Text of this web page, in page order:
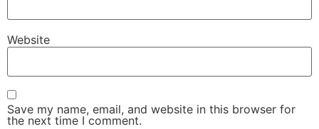
Website
Save my name, email, and website in this browser for
the next time I comment.